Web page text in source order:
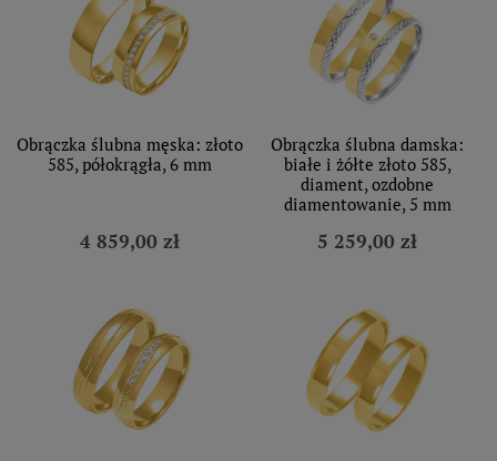
Obrączka ślubna męska: złoto
585, półokrągła, 6 mm
4 859,00 zł
Obrączka ślubna damska:
białe i żółte złoto 585,
diament, ozdobne
diamentowanie, 5 mm
5 259,00 zł